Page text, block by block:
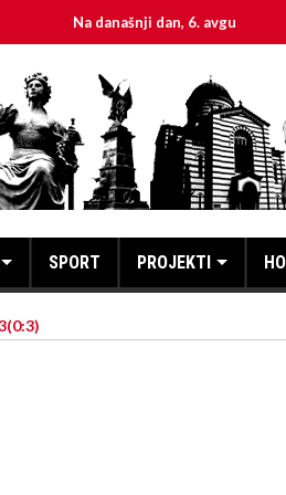
Na današnji dan, 6. avgust
SPORT PROJEKTI